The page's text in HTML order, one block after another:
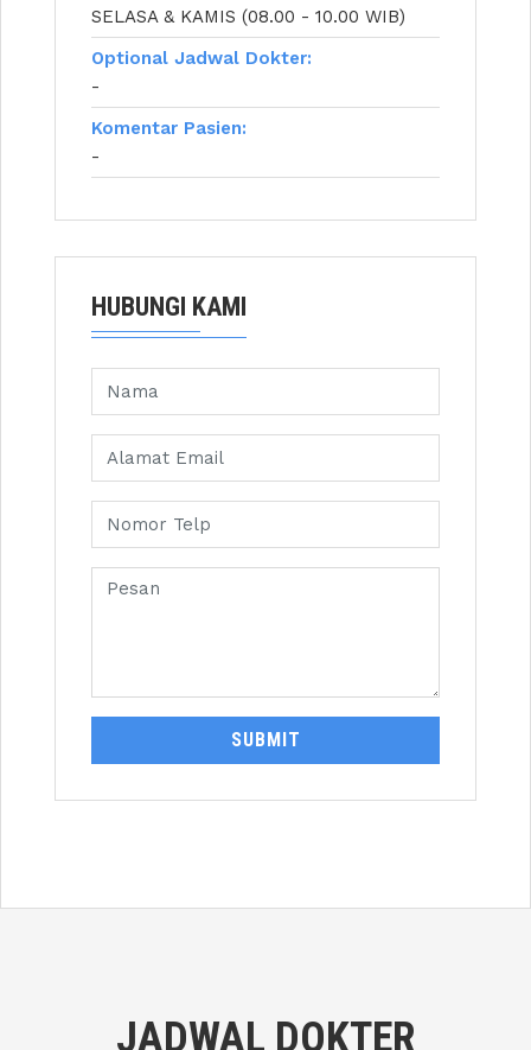
SELASA & KAMIS (08.00 - 10.00 WIB)
Optional Jadwal Dokter:
-
Komentar Pasien:
-
HUBUNGI KAMI
SUBMIT
JADWAL DOKTER